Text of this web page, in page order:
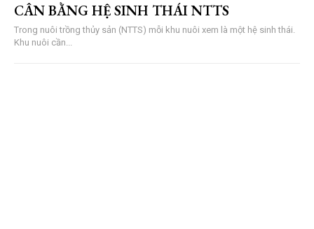
CÂN BẰNG HỆ SINH THÁI NTTS
Trong nuôi trồng thủy sản (NTTS) mỗi khu nuôi xem là một hệ sinh thái.
Khu nuôi cần...